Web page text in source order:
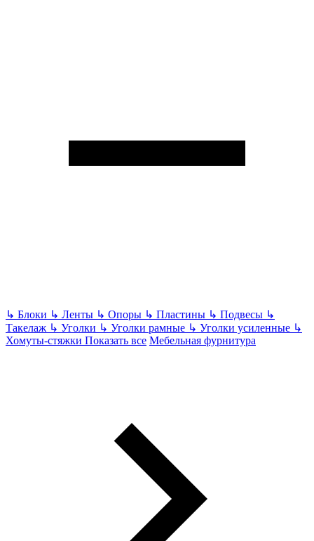
↳ Блоки ↳ Ленты ↳ Опоры ↳ Пластины ↳ Подвесы ↳
Такелаж ↳ Уголки ↳ Уголки рамные ↳ Уголки усиленные ↳
Хомуты-стяжки Показать все Мебельная фурнитура